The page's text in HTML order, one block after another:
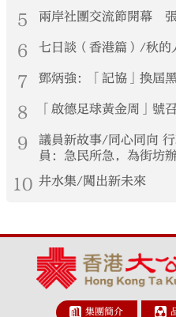
5 兩岸社團交流節開幕
6 七日談（香港篇）/秋的
7 鄧炳強：「記協」換屆
8 「啟德足球黃金周」號
9
議員新故事/同心同向
員：急民所急，為街坊
10 井水集/闖出新未來
集團簡介